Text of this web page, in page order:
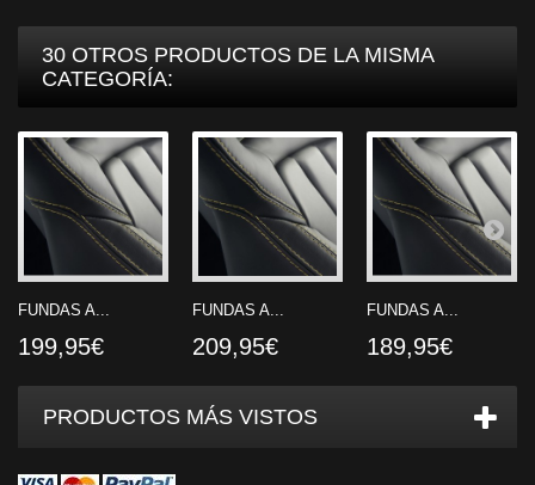
30 OTROS PRODUCTOS DE LA MISMA
CATEGORÍA:
FUNDAS A...
199,95€
FUNDAS A...
209,95€
FUNDAS A...
189,95€
PRODUCTOS MÁS VISTOS